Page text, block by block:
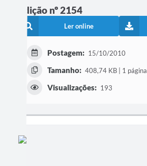
Edição nº 2154
Ler online
Postagem: 15/10/2010
Tamanho: 408,74 KB | 1 página
Visualizações: 193